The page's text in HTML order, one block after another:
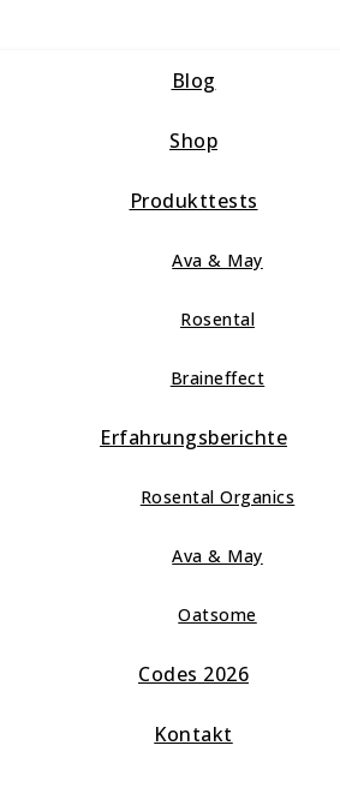
Blog
Shop
Produkttests
Ava & May
Rosental
Braineffect
Erfahrungsberichte
Rosental Organics
Ava & May
Oatsome
Codes 2026
Kontakt